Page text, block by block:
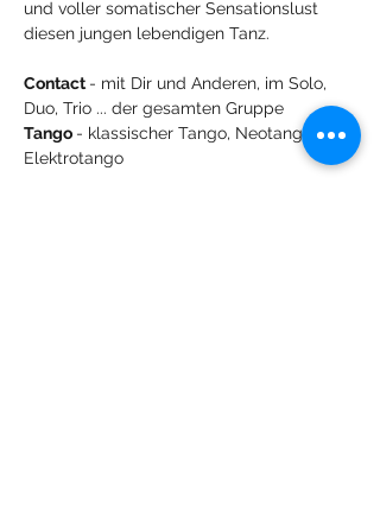
und voller somatischer Sensationslust
diesen jungen lebendigen Tanz.
Contact - mit Dir und Anderen, im Solo,
Duo, Trio ... der gesamten Gruppe
Tango - klassischer Tango, Neotango,
Elektrotango